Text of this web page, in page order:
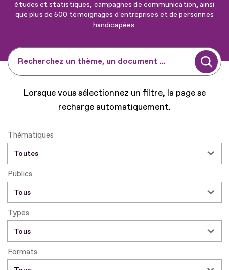
études et statistiques, campagnes de communication, ainsi
que plus de 500 témoignages d'entreprises et de personnes
handicapées.
Recherchez un thème, un document ...
Lorsque vous sélectionnez un filtre, la page se
recharge automatiquement.
Thématiques
Publics
Types
Formats